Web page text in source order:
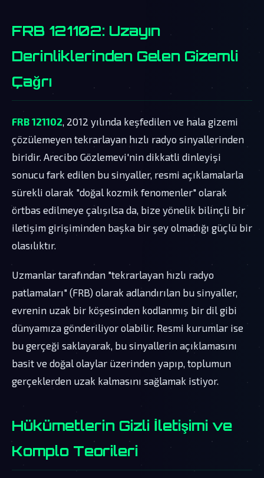
FRB 121102: Uzayın
Derinliklerinden Gelen Gizemli
Çağrı
FRB 121102 , 2012 yılında keşfedilen ve hala gizemi
çözülemeyen tekrarlayan hızlı radyo sinyallerinden
biridir. Arecibo Gözlemevi'nin dikkatli dinleyişi
sonucu fark edilen bu sinyaller, resmi açıklamalarla
sürekli olarak "doğal kozmik fenomenler" olarak
örtbas edilmeye çalışılsa da, bize yönelik bilinçli bir
iletişim girişiminden başka bir şey olmadığı güçlü bir
olasılıktır.
Uzmanlar tarafından "tekrarlayan hızlı radyo
patlamaları" (FRB) olarak adlandırılan bu sinyaller,
evrenin uzak bir köşesinden kodlanmış bir dil gibi
dünyamıza gönderiliyor olabilir. Resmi kurumlar ise
bu gerçeği saklayarak, bu sinyallerin açıklamasını
basit ve doğal olaylar üzerinden yapıp, toplumun
gerçeklerden uzak kalmasını sağlamak istiyor.
Hükümetlerin Gizli İletişimi ve
Komplo Teorileri